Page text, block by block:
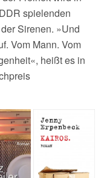
spielenden
Sirenen. »Und
Vom Mann. Vom
heißt es in